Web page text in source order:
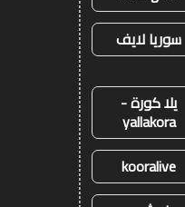
سوريا لايف
يلا كورة -
yallakora
kooralive